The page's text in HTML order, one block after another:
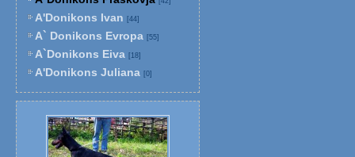
A'Donikons Ivan [44]
A` Donikons Evropa [55]
A`Donikons Eiva [18]
A'Donikons Juliana [0]